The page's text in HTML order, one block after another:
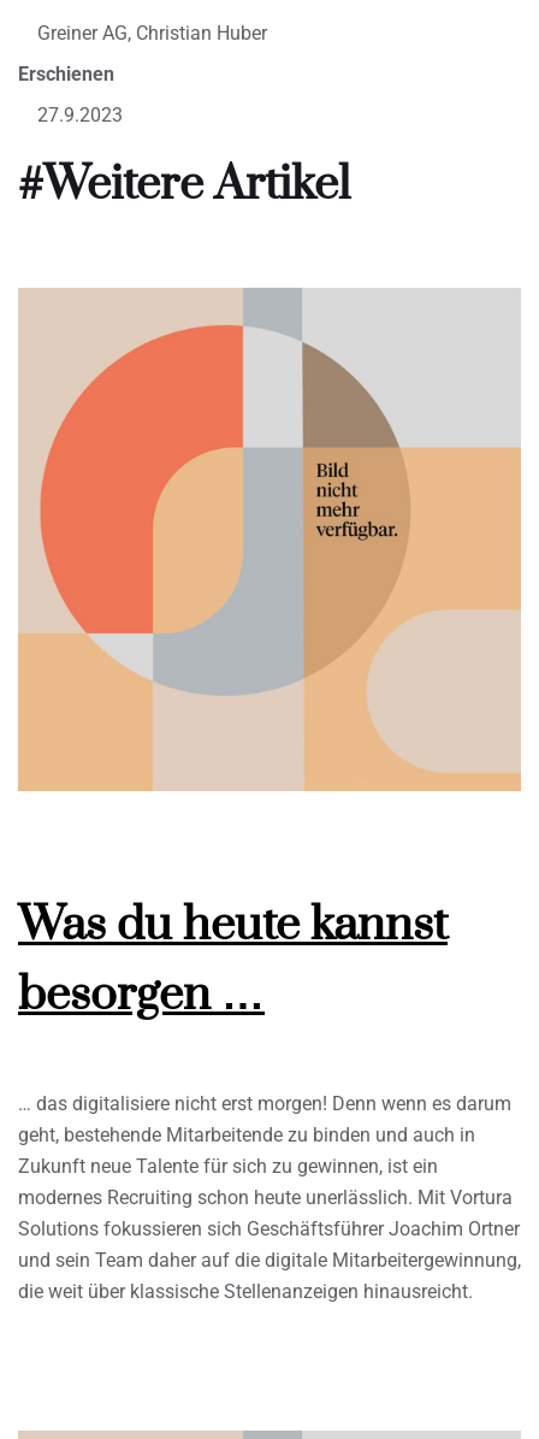
Greiner AG, Christian Huber
Erschienen
27.9.2023
#Weitere Artikel
Was du heute kannst
besorgen …
… das digitalisiere nicht erst morgen! Denn wenn es darum
geht, bestehende Mitarbeitende zu binden und auch in
Zukunft neue Talente für sich zu gewinnen, ist ein
modernes Recruiting schon heute unerlässlich. Mit Vortura
Solutions fokussieren sich Geschäftsführer Joachim Ortner
und sein Team daher auf die digitale Mitarbeitergewinnung,
die weit über klassische Stellenanzeigen hinausreicht.